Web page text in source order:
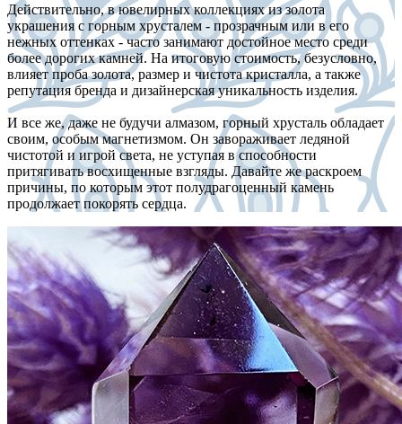
Действительно, в ювелирных коллекциях из золота
украшения с горным хрусталем - прозрачным или в его
нежных оттенках - часто занимают достойное место среди
более дорогих камней. На итоговую стоимость, безусловно,
влияет проба золота, размер и чистота кристалла, а также
репутация бренда и дизайнерская уникальность изделия.
И все же, даже не будучи алмазом, горный хрусталь обладает
своим, особым магнетизмом. Он завораживает ледяной
чистотой и игрой света, не уступая в способности
притягивать восхищенные взгляды. Давайте же раскроем
причины, по которым этот полудрагоценный камень
продолжает покорять сердца.